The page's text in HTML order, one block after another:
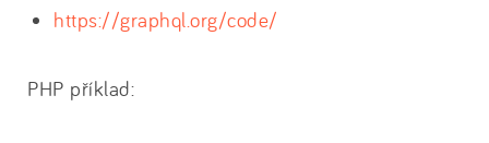
https://graphql.org/code/
PHP příklad: